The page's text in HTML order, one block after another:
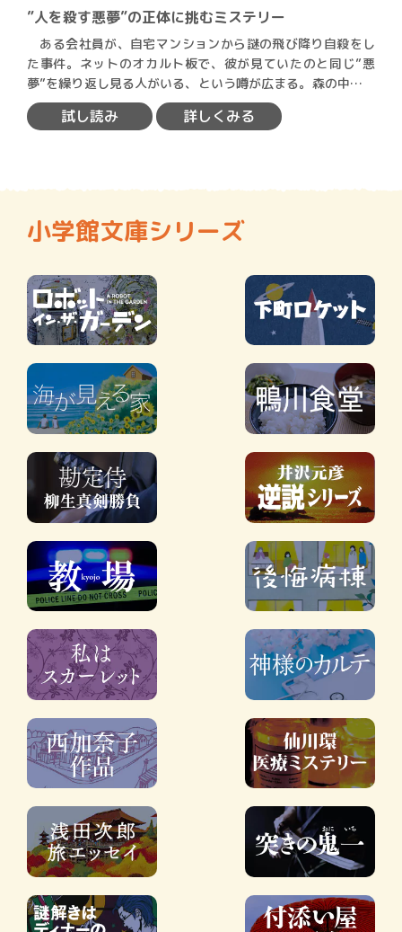
”人を殺す悪夢”の正体に挑むミステリー
ある会社員が、自宅マンションから謎の飛び降り自殺をし
た事件。ネットのオカルト板で、彼が見ていたのと同じ”悪
夢”を繰り返し見る人がいる、という噂が広まる。森の中を逃
げ回り…
試し読み 詳しくみる
小学館文庫シリーズ